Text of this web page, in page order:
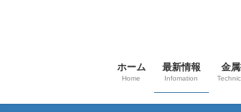
ス
ン
ホーム
Home
最新情報
Infomation
金